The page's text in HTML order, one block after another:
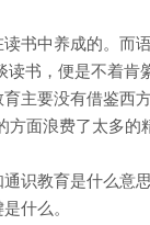
书中养成的。而
书，便是不着肯
主要没有借鉴西
方面浪费了太多的
识教育是什么意
什么。